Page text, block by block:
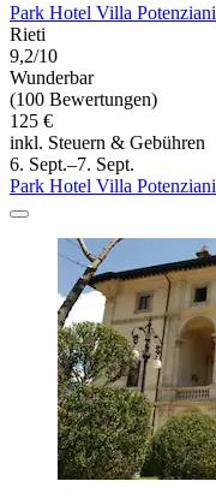
Park Hotel Villa Potenziani
Rieti
9,2/10
Wunderbar
(100 Bewertungen)
125 €
inkl. Steuern & Gebühren
6. Sept.–7. Sept.
Park Hotel Villa Potenziani